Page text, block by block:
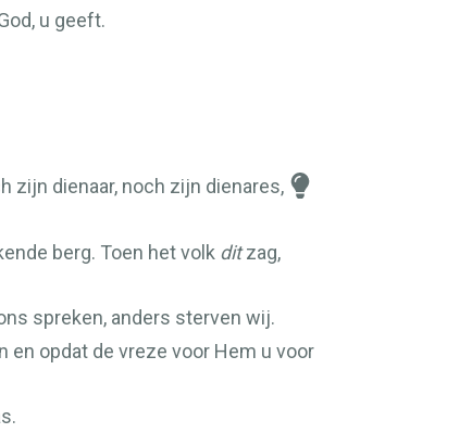
u geeft.
zijn dienaar, noch zijn dienares,
berg. Toen het volk ditzag,
spreken, anders sterven wij.
en opdat de vreze voor Hem u voor